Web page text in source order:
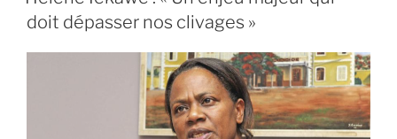
insoupçonnée »
doit dépasser nos clivages »